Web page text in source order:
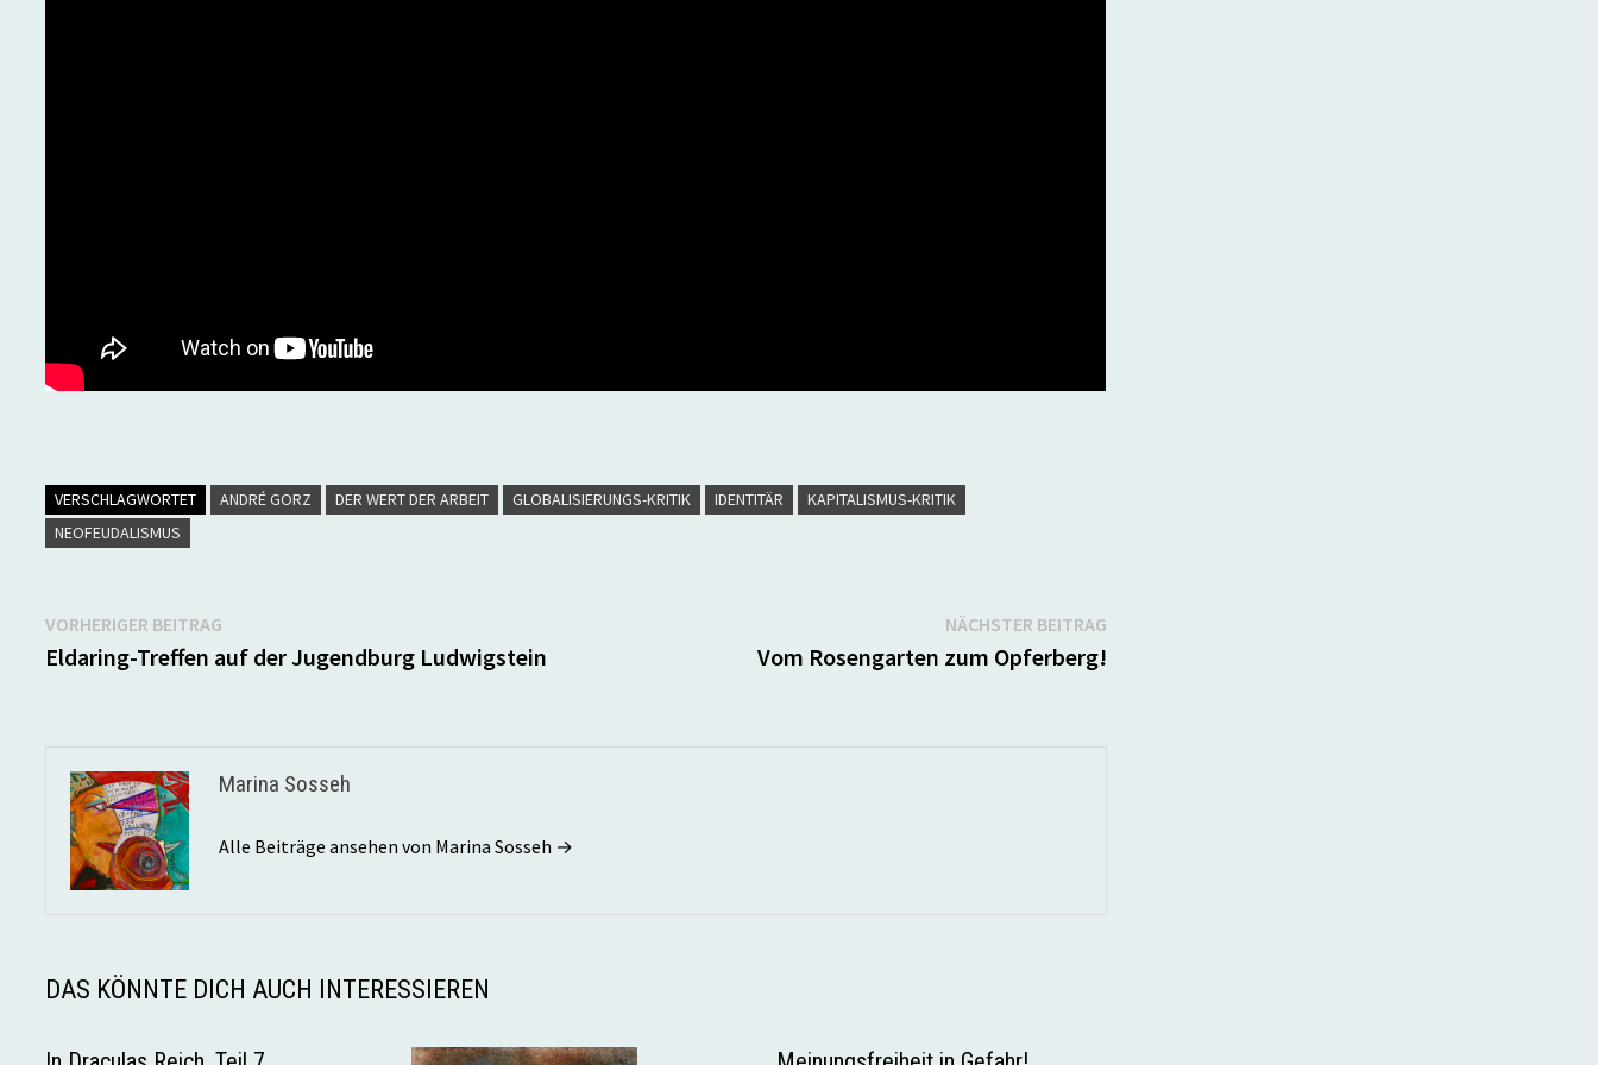
VERSCHLAGWORTET ANDRÉ GORZ DER WERT DER ARBEIT GLOBALISIERUNGS-KRITIK IDENTITÄR
KAPITALISMUS-KRITIK
NEOFEUDALISMUS
Beitragsnavigation
VORHERIGER BEITRAG
Beitrag:
Eldaring-Treffen auf der Jugendburg Ludwigstein
NÄCHSTER BEITRAGNächster
Beitrag:
Vom Rosengarten zum Opferberg!
Marina Sosseh
Alle Beiträge ansehen von Marina Sosseh →
DAS KÖNNTE DICH AUCH INTERESSIEREN